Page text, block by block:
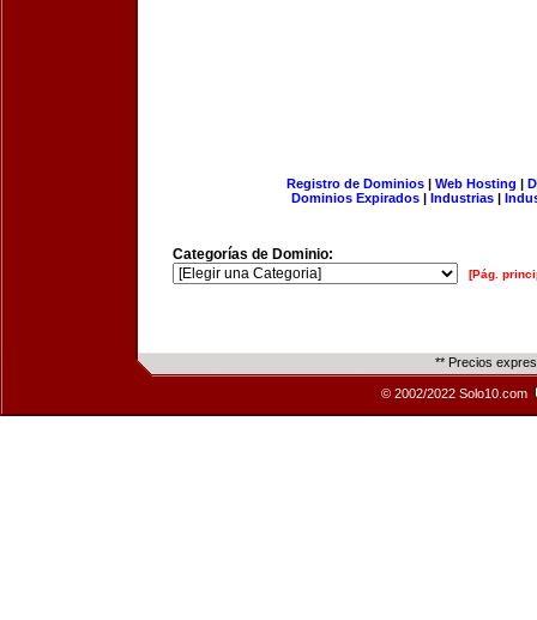
Registro de Dominios| Web Hosting |
Dominios Expirados | Industrias |
Categorías de Dominio:
[Pág.
** Precios
© 2002/2022 Solo10.com